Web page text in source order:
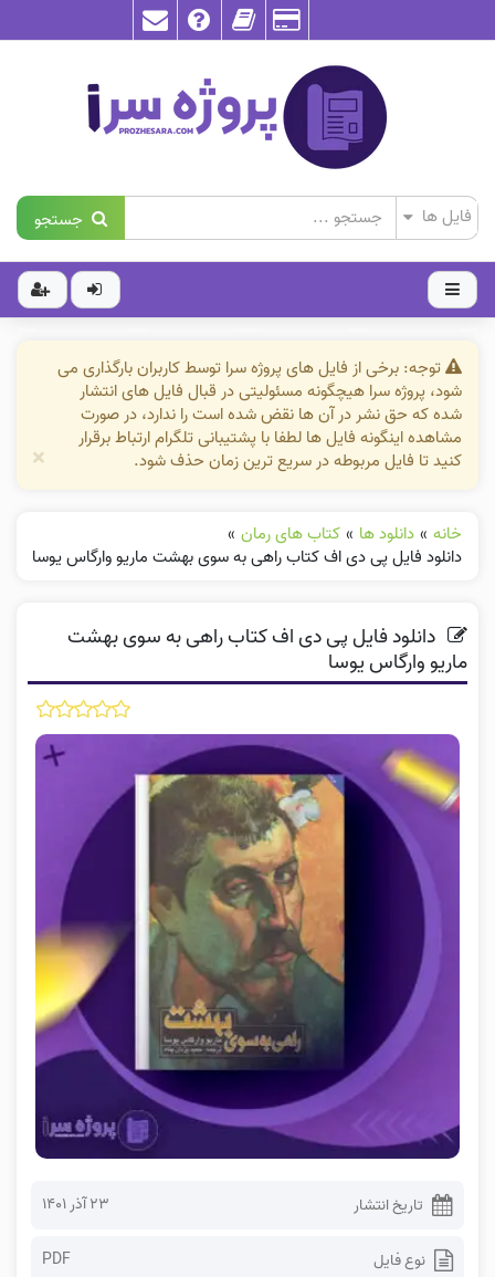
جستجو
توجه: برخی از فایل های پروژه سرا توسط کاربران بارگذاری می
شود، پروژه سرا هیچگونه مسئولیتی در قبال فایل های انتشار
شده که حق نشر در آن ها نقض شده است را ندارد، در صورت
مشاهده اینگونه فایل ها لطفا با پشتیبانی تلگرام ارتباط برقرار
کنید تا فایل مربوطه در سریع ترین زمان حذف شود.
×
خانه » دانلود ها » کتاب های رمان »
دانلود فایل پی دی اف کتاب راهی به سوی بهشت ماریو وارگاس یوسا
دانلود فایل پی دی اف کتاب راهی به سوی بهشت
ماریو وارگاس یوسا
تاریخ انتشار ۲۳ آذر ۱۴۰۱
نوع فایل PDF